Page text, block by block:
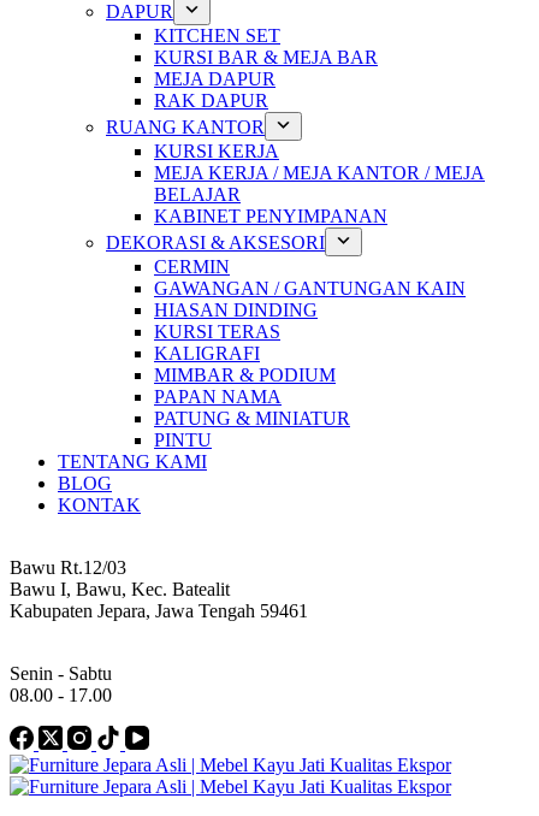
DAPUR
KITCHEN SET
KURSI BAR & MEJA BAR
MEJA DAPUR
RAK DAPUR
RUANG KANTOR
KURSI KERJA
MEJA KERJA / MEJA KANTOR / MEJA
BELAJAR
KABINET PENYIMPANAN
DEKORASI & AKSESORI
CERMIN
GAWANGAN / GANTUNGAN KAIN
HIASAN DINDING
KURSI TERAS
KALIGRAFI
MIMBAR & PODIUM
PAPAN NAMA
PATUNG & MINIATUR
PINTU
TENTANG KAMI
BLOG
KONTAK
Bawu Rt.12/03
Bawu I, Bawu, Kec. Batealit
Kabupaten Jepara, Jawa Tengah 59461
Senin - Sabtu
08.00 - 17.00